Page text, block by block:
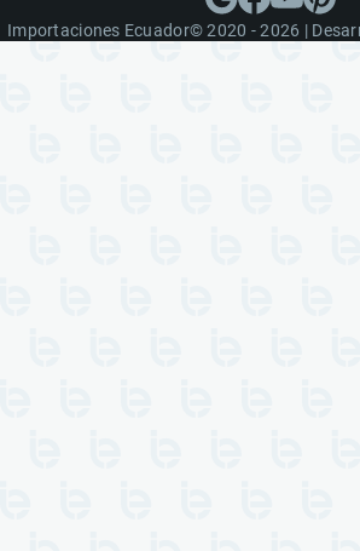
Importaciones Ecuador© 2020 - 2026 |